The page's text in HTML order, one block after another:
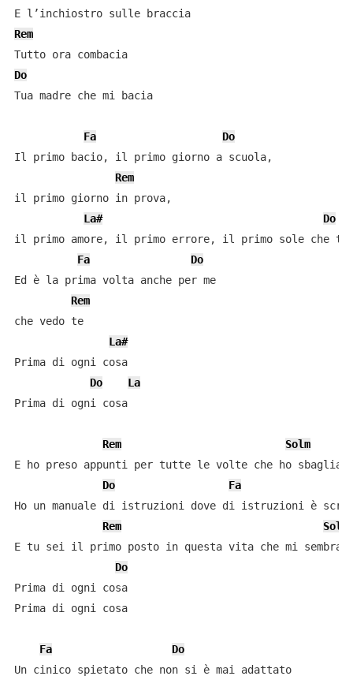
E l’inchiostro sulle braccia
Rem
Tutto ora combacia
Do
Tua madre che mi bacia
Fa
Do
Il primo bacio, il primo giorno a scuola,
Rem
il primo giorno in prova,
La#
Do
il primo amore, il primo errore, il primo sole che ti
Fa
Do
Ed è la prima volta anche per me
Rem
che vedo te
La#
Prima di ogni cosa
Do
La
Prima di ogni cosa
Rem
Solm
E ho preso appunti per tutte le volte che ho
Do
Fa
Ho un manuale di istruzioni dove di istruzioni è
Rem
Solm
E tu sei il primo posto in questa vita che mi sembra
Do
Prima di ogni cosa
Prima di ogni cosa
Fa
Do
Un cinico spietato che non si è mai adattato